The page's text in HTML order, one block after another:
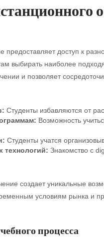
предоставляет доступ к
выбирать наиболее
и позволяет
Студенты избавляются от
Возможность
Студенты учатся
технологий: Знакомство с
создает уникальные
условиям рынка и
процесса